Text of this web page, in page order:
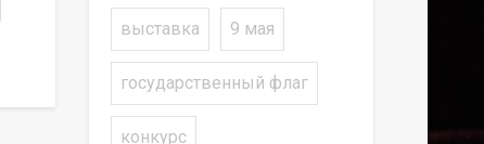
выставка 9 мая
государственный флаг
конкурс